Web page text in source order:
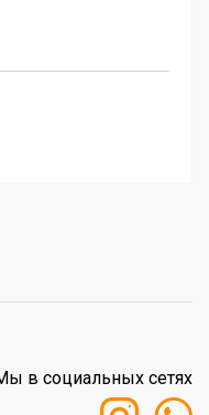
в социальных сетях